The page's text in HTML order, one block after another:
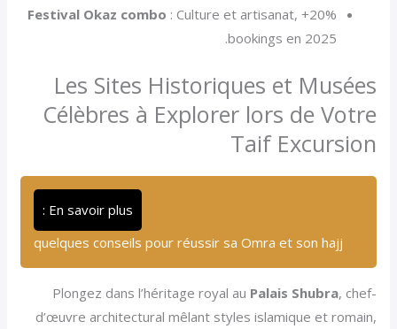
Festival Okaz combo : Culture et artisanat, +20%
bookings en 2025.
Les Sites Historiques et Musées
Célèbres à Explorer lors de Votre
Taif Excursion
En savoir plus :
quelques conseils pour réussir sa Omra et son hajj
Plongez dans l’héritage royal au Palais Shubra, chef-
d’œuvre architectural mêlant styles islamique et romain,